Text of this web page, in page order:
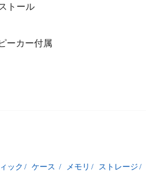
トール
ーカー付属
ック / ケース / メモリ / ストレージ /